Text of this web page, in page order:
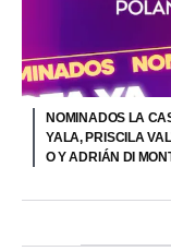
NOMINADOS LA
YALA, PRISCILA
O Y ADRIÁN DI